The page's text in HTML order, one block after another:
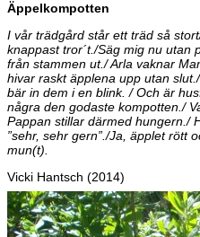
Äppelkompotten
I vår trädgård står ett träd så
knappast tror´t./Säg mig nu utan
från stammen ut./ Arla vaknar
hivar raskt äpplena upp utan
bär in dem i en blink. / Och är
några den godaste kompotten./
Pappan stillar därmed hungern./
”sehr, sehr gern”./Ja, äpplet rött
mun(t).
Vicki Hantsch (2014)